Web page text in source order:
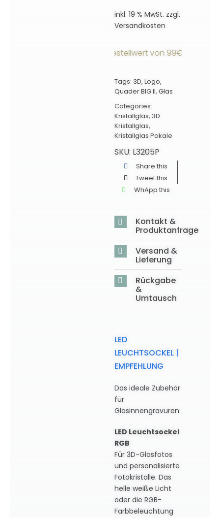
inkl. 19 % MwSt. zzgl.
Versandkosten
ab einem Bestellwert von 99€ innerhalb
Tags: 3D, Logo,
Quader BIG II, Glas
Categories:
Kristallglas, 3D
Kristallglas,
Kristallglas Pokale
SKU: L3205P
Share this
Tweet this
WhApp this
Kontakt &
Produktanfrage
Versand &
Lieferung
Rückgabe
&
Umtausch
LED
LEUCHTSOCKEL |
EMPFEHLUNG
Das ideale Zubehör
für
Glasinnengravuren:
LED Leuchtsockel
RGB
Für 3D-Glasfotos
und personalisierte
Fotokristalle. Das
helle weiße Licht
oder die RGB-
Farbbeleuchtung